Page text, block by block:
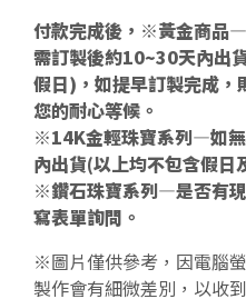
付款完成後，※黃金商品
需訂製後約10~30天內出
假日)，如提早訂製完成，
您的耐心等候。
※14K金輕珠寶系列—如
內出貨(以上均不包含假日
※鑽石珠寶系列—是否有
寫表單詢問。
※圖片僅供參考，因電腦
製作會有細微差別，以收